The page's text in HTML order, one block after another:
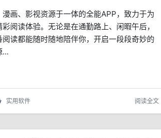
画、影视资源于一体的全能APP，致力于为
阅读体验。无论是在通勤路上、闲暇午后，
读都能随时随地陪伴你，开启一段段奇妙的
...
实用软件 阅读全文